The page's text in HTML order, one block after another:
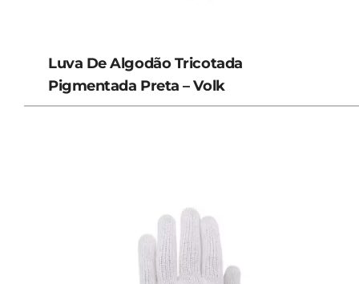
Luva De Algodão Tricotada
Pigmentada Preta – Volk